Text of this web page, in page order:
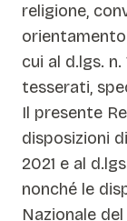
religione,
cui al d.lgs. n.
tesserati,
Il presente
disposizioni
2021 e al
nonché le
Nazionale